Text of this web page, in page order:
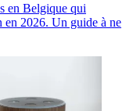
en Belgique qui
en 2026. Un guide à ne